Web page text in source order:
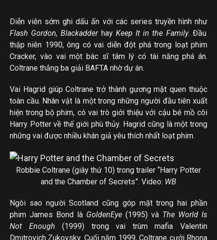
Diễn viên sớm ghi dấu ấn với các series truyền hình như
Flash Gordon, Blackadderhay Keep It in the Family. Đầu
thập niên 1990, ông có vai diễn đột phá trong loạt phim
Cracker, vào vai một bác sĩ tâm lý có tài năng phá án.
Coltrane thắng ba giải BAFTA nhờ dự án.
Vai Hagrid giúp Coltrane trở thành gương mặt quen thuộc
toàn cầu. Nhân vật là một trong những người đầu tiên xuất
hiện trong bộ phim, có vai trò giới thiệu với cậu bé mồ côi
Harry Potter về thế giới phù thủy. Hagrid cũng là một trong
những vai được nhiều khán giả yêu thích nhất loạt phim.
Robbie Coltrane (giây thứ 10) trong trailer “Harry Potter
and the Chamber of Secrets”. Video: WB
Ngôi sao người Scotland cũng góp mặt trong hai phần
phim James Bond là GoldenEye (1995) và The World Is
Not Enough(1999) trong vai trùm mafia Valentin
Dmitrovich Zukovsky. Cuối năm 1999, Coltrane cưới Rhona